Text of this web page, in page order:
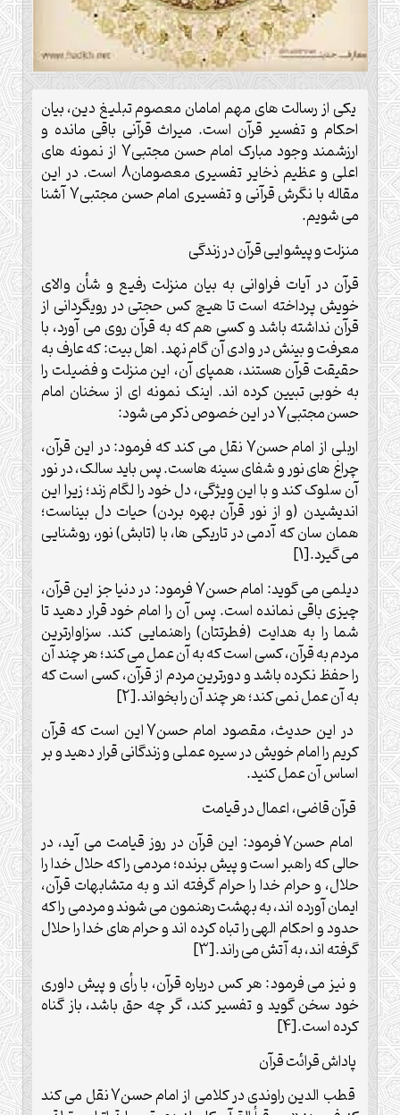
یکی از رسالت های مهم امامان معصوم تبلیغ دین، بیان
احکام و تفسیر قرآن است. میراث قرآنی باقی مانده و
ارزشمند وجود مبارک امام حسن مجتبی7 از نمونه های
اعلی و عظیم ذخایر تفسیری معصومان8 است. در این
مقاله با نگرش قرآنی و تفسیری امام حسن مجتبی7 آشنا
می شویم.
منزلت و پیشوایی قرآن در زندگی
قرآن در آیات فراوانی به بیان منزلت رفیع و شأن والای
خویش پرداخته است تا هیچ کس حجتی در رویگردانی از
قرآن نداشته باشد و کسی هم که به قرآن روی می آورد، با
معرفت و بینش در وادی آن گام نهد. اهل بیت: که عارف به
حقیقت قرآن هستند، همپای آن، این منزلت و فضیلت را
به خوبی تبیین کرده اند. اینک نمونه ای از سخنان امام
حسن مجتبی7 در این خصوص ذکر می شود:
اربلی از امام حسن7 نقل می کند که فرمود: در این قرآن،
چراغ های نور و شفای سینه هاست. پس باید سالک، در نور
آن سلوک کند و با این ویژگی، دل خود را لگام زند؛ زیرا این
اندیشیدن (و از نور قرآن بهره بردن) حیات دل بیناست؛
همان سان که آدمی در تاریکی ها، با (تابش) نور، روشنایی
می گیرد.[1]
دیلمی می گوید: امام حسن7 فرمود: در دنیا جز این قرآن،
چیزی باقی نمانده است. پس آن را امام خود قرار دهید تا
شما را به هدایت (فطرتتان) راهنمایی کند. سزاوارترین
مردم به قرآن، کسی است که به آن عمل می کند؛ هر چند آن
را حفظ نکرده باشد و دورترین مردم از قرآن، کسی است که
به آن عمل نمی کند؛ هر چند آن را بخواند.[2]
در این حدیث، مقصود امام حسن7 این است که قرآن
کریم را امام خویش در سیره عملی و زندگانی قرار دهید و بر
اساس آن عمل کنید.
قرآن قاضی، اعمال در قیامت
امام حسن7 فرمود: این قرآن در روز قیامت می آید، در
حالی که راهبر است و پیش برنده؛ مردمی را که حلال خدا را
حلال، و حرام خدا را حرام گرفته اند و به متشابهات قرآن،
ایمان آورده اند، به بهشت رهنمون می شوند و مردمی را که
حدود و احکام الهی را تباه کرده اند و حرام های خدا را حلال
گرفته اند، به آتش می راند.[3]
و نیز می فرمود: هر کس درباره قرآن، با رأی و پیش داوری
خود سخن گوید و تفسیر کند، گر چه حق باشد، باز گناه
کرده است.[4]
پاداش قرائت قرآن
قطب الدین راوندی در کلامی از امام حسن7 نقل می کند